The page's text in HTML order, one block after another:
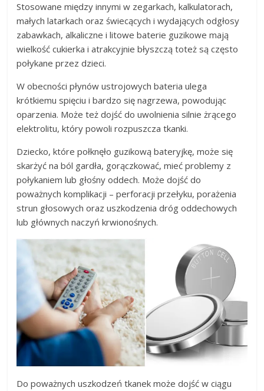
Stosowane między innymi w zegarkach, kalkulatorach,
małych latarkach oraz świecących i wydających odgłosy
zabawkach, alkaliczne i litowe baterie guzikowe mają
wielkość cukierka i atrakcyjnie błyszczą toteż są często
połykane przez dzieci.
W obecności płynów ustrojowych bateria ulega
krótkiemu spięciu i bardzo się nagrzewa, powodując
oparzenia. Może też dojść do uwolnienia silnie żrącego
elektrolitu, który powoli rozpuszcza tkanki.
Dziecko, które połknęło guzikową bateryjkę, może się
skarżyć na ból gardła, gorączkować, mieć problemy z
połykaniem lub głośny oddech. Może dojść do
poważnych komplikacji – perforacji przełyku, porażenia
strun głosowych oraz uszkodzenia dróg oddechowych
lub głównych naczyń krwionośnych.
Do poważnych uszkodzeń tkanek może dojść w ciągu